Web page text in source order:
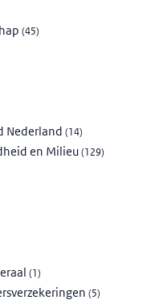
(45)
Nederland (14)
en Milieu(129)
(1)
(5)